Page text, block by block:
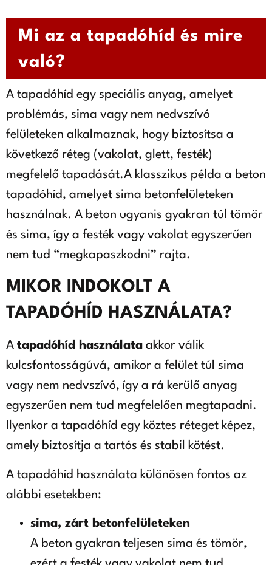
Mi az a tapadóhíd és mire
való?
A tapadóhíd egy speciális anyag, amelyet
problémás, sima vagy nem nedvszívó
felületeken alkalmaznak, hogy biztosítsa a
következő réteg (vakolat, glett, festék)
megfelelő tapadását.A klasszikus példa a beton
tapadóhíd, amelyet sima betonfelületeken
használnak. A beton ugyanis gyakran túl tömör
és sima, így a festék vagy vakolat egyszerűen
nem tud “megkapaszkodni” rajta.
MIKOR INDOKOLT A
TAPADÓHÍD HASZNÁLATA?
A tapadóhíd használata akkor válik
kulcsfontosságúvá, amikor a felület túl sima
vagy nem nedvszívó, így a rá kerülő anyag
egyszerűen nem tud megfelelően megtapadni.
Ilyenkor a tapadóhíd egy köztes réteget képez,
amely biztosítja a tartós és stabil kötést.
A tapadóhíd használata különösen fontos az
alábbi esetekben:
sima, zárt betonfelületeken
A beton gyakran teljesen sima és tömör,